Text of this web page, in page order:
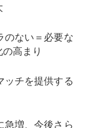
のない＝必要な
高まり
ッチを提供する
急増、今後さら